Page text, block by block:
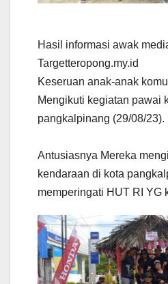
Hasil informasi awak
Targetteropong.my.id
Keseruan anak-anak
Mengikuti kegiatan pawai
pangkalpinang (29/08/23).
Antusiasnya Mereka
kendaraan di kota
memperingati HUT RI YG